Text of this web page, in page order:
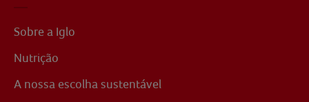
Sobre a Iglo
Nutrição
A nossa escolha sustentável